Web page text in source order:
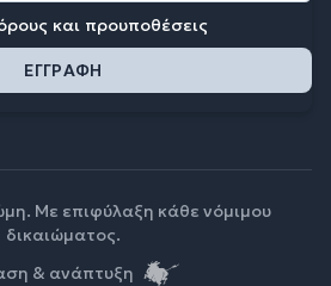
και προυποθέσεις
Με επιφύλαξη κάθε νόμιμου
δικαιώματος.
& ανάπτυξη